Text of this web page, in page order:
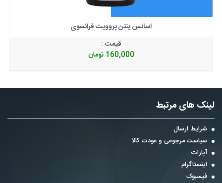
اسانس پنتن پروویت فرانسوی
قیمت :
160,000 تومان
لینک های مرتبط
شرایط ارسال
سیاست مرجوعی و عودت کالا
آپارات
اینستاگرام
فیسبوک